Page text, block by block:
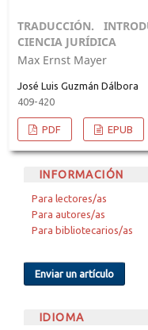
TRADUCCIÓN.
CIENCIA JURÍDICA
Max Ernst Mayer
José Luis Guzmán Dálbora
409-420
PDF EPUB
INFORMACIÓN
Para lectores/as
Para autores/as
Para bibliotecarios/as
Enviar un artículo
IDIOMA